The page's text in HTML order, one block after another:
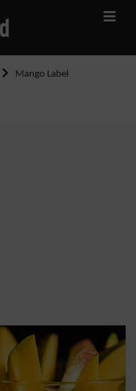
Mango Label